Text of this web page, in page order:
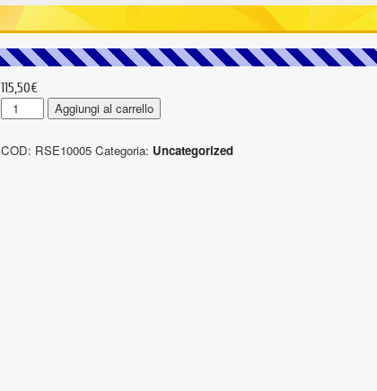
115,50€
RSE10005
-
tonde
Aggiungi al carrello
COD: RSE10005 Categoria: Uncategorized